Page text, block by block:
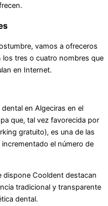
vamos a ofreceros
los tres o cuatro nombres que
en Internet.
en Algeciras en el
que, tal vez favorecida por
gratuito), es una de las
el número de
dispone Cooldent destacan
tradicional y transparente
dental.